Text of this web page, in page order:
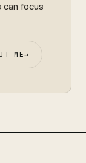
can focus
ME→